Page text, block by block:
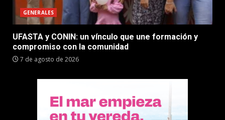
GENERALES
UFASTA y CONIN: un vínculo que une formación y
compromiso con la comunidad
7 de agosto de 2026